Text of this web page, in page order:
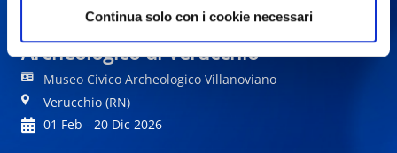
Continua solo con i cookie necessari
Racconti dall'aldilà. Il Museo
Archeologico di Verucchio
Museo Civico Archeologico Villanoviano
Verucchio (RN)
01 Feb - 20 Dic 2026